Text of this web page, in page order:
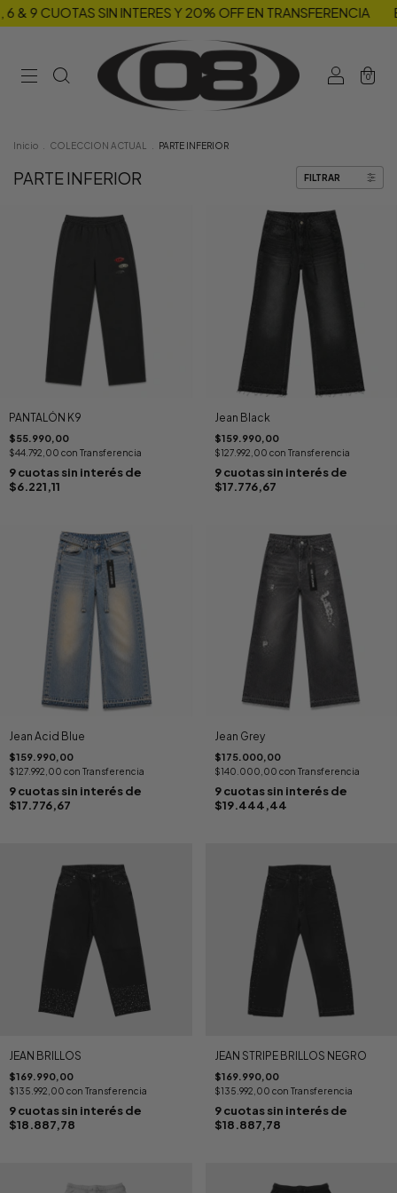
SIN INTERES Y 20% OFF EN TRANSFERENCIA ENVIOS
0
Inicio COLECCION ACTUAL PARTE INFERIOR
PARTE INFERIOR FILTRAR
PANTALÓN K9
$55.990,00
$44.792,00 con Transferencia
9cuotas sin interés de
$6.221,11
Jean Black
$159.990,00
$127.992,00 con Transferencia
9 cuotas sin interés de
$17.776,67
Jean Acid Blue
$159.990,00
$127.992,00 con Transferencia
9cuotas sin interés de
$17.776,67
Jean Grey
$175.000,00
$140.000,00 con Transferencia
9 cuotas sin interés de
$19.444,44
JEAN BRILLOS
$169.990,00
$135.992,00 con Transferencia
9cuotas sin interés de
$18.887,78
JEAN STRIPE BRILLOS NEGRO
$169.990,00
$135.992,00 con Transferencia
9 cuotas sin interés de
$18.887,78